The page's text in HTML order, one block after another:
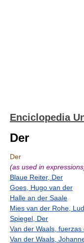
Enciclopedia
Der
Der
(as used in
Blaue Reiter, Der
Goes, Hugo van der
Halle an der Saale
Mies van der Rohe,
Spiegel, Der
Van der Waals, fuerzas
Van der Waals,